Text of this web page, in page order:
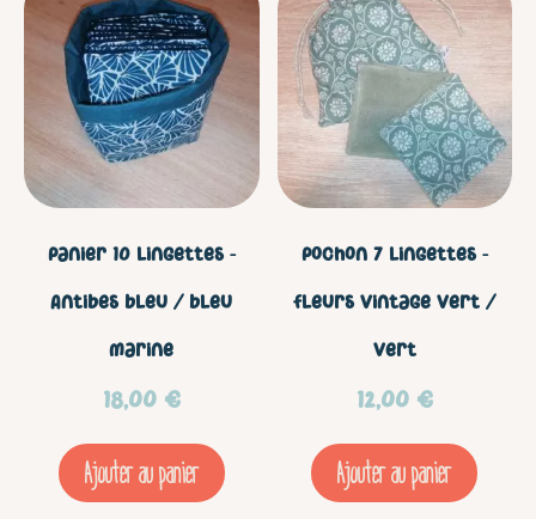
Légumes
3d
Panier 10 lingettes –
Antibes bleu / bleu
marine
18,00 €
Ajouter au panier
Pochon 7 lingettes –
Fleurs vintage vert /
vert
12,00 €
Ajouter au panier